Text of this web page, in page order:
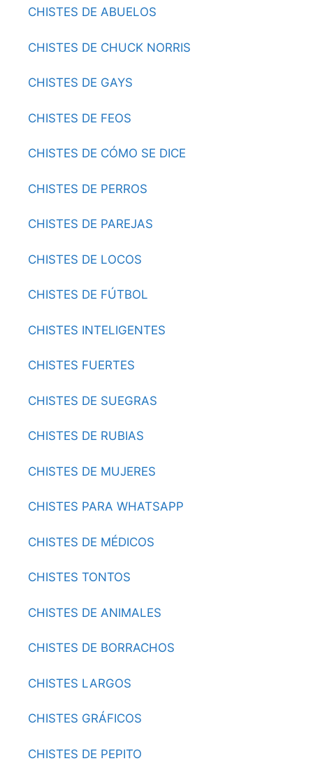
CHISTES DE ABUELOS
CHISTES DE CHUCK NORRIS
CHISTES DE GAYS
CHISTES DE FEOS
CHISTES DE CÓMO SE DICE
CHISTES DE PERROS
CHISTES DE PAREJAS
CHISTES DE LOCOS
CHISTES DE FÚTBOL
CHISTES INTELIGENTES
CHISTES FUERTES
CHISTES DE SUEGRAS
CHISTES DE RUBIAS
CHISTES DE MUJERES
CHISTES PARA WHATSAPP
CHISTES DE MÉDICOS
CHISTES TONTOS
CHISTES DE ANIMALES
CHISTES DE BORRACHOS
CHISTES LARGOS
CHISTES GRÁFICOS
CHISTES DE PEPITO